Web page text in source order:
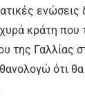
κράτη που
της Γαλλίας
ότι θα